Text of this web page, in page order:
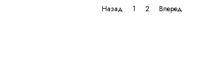
Назад 1 2 Вперед